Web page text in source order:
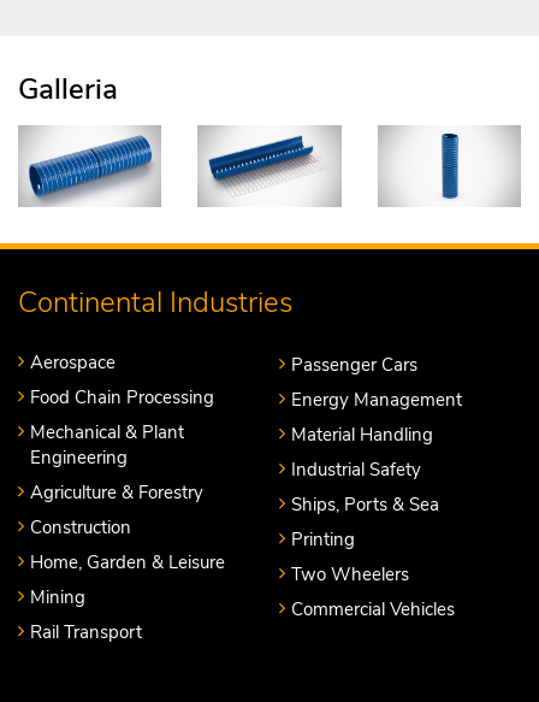
Galleria
Continental Industries
Aerospace
Food Chain Processing
Mechanical & Plant
Engineering
Agriculture & Forestry
Construction
Home, Garden & Leisure
Mining
Rail Transport
Passenger Cars
Energy Management
Material Handling
Industrial Safety
Ships, Ports & Sea
Printing
Two Wheelers
Commercial Vehicles